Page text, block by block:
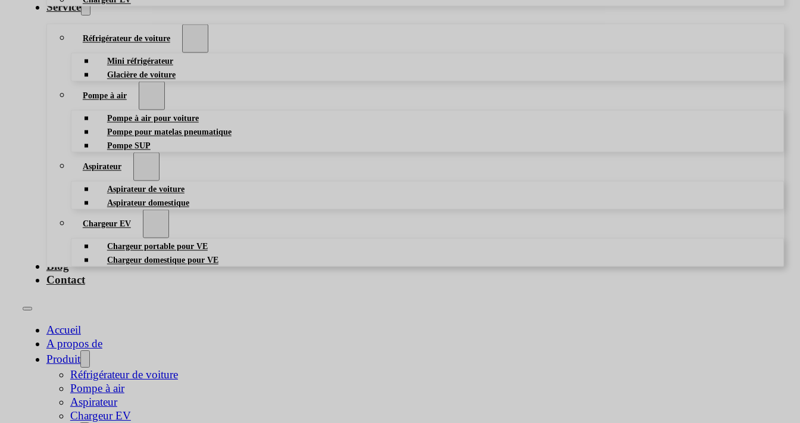
Service
Réfrigérateur de voiture
Mini réfrigérateur
Glacière de voiture
Pompe à air
Pompe à air pour voiture
Pompe pour matelas pneumatique
Pompe SUP
Aspirateur
Aspirateur de voiture
Aspirateur domestique
Chargeur EV
Chargeur portable pour VE
Chargeur domestique pour VE
Blog
Contact
Accueil
A propos de
Produit
Réfrigérateur de voiture
Pompe à air
Aspirateur
Chargeur EV